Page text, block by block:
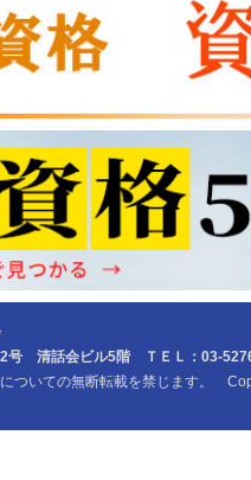
号 清話会ビル5階 ＴＥＬ：03-
ついての無断転載を禁じます。